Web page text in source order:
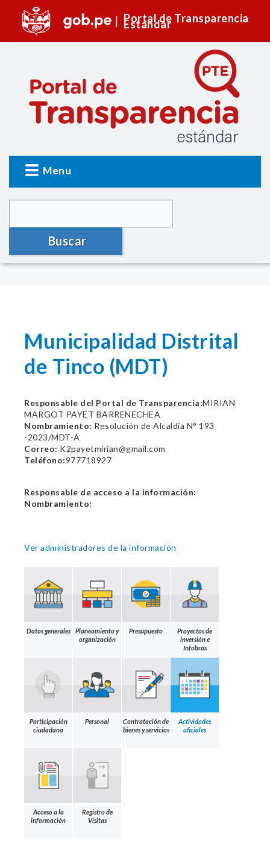
Portal de Transparencia
Estándar
Menu
Buscar
Municipalidad Distrital
de Tinco (MDT)
Responsable del Portal de Transparencia:MIRIAN
MARGOT PAYET BARRENECHEA
Nombramiento: Resolución de Alcaldía N° 193
-2023/MDT-A
Correo: K2payetmirian@gmail.com
Teléfono:977718927
Responsable de acceso a la información:
Nombramiento:
Ver administradores de la información
Datos generales
Planeamiento y
organización
Presupuesto
Proyectos de
inversión e
Infobras
Participación
ciudadana
Personal
Contratación de
bienes y servicios
Actividades
oficiales
Acceso a la
información
Registro de
Visitas